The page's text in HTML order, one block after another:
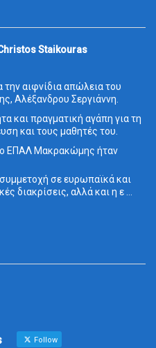
Staikouras
αιφνίδια απώλεια του
Αλέξανδρου Σεργιάννη.
και πραγματική αγάπη για τη
και τους μαθητές του.
ΕΠΑΛ Μακρακώμης ήταν
σε ευρωπαϊκά και
διακρίσεις, αλλά και η ε...
Follow